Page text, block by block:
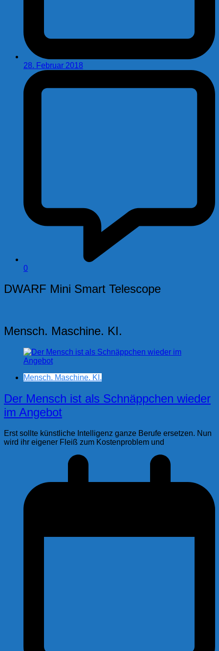
28. Februar 2018
0
DWARF Mini Smart Telescope
Mensch. Maschine. KI.
Mensch. Maschine. KI.
Der Mensch ist als Schnäppchen wieder
im Angebot
Erst sollte künstliche Intelligenz ganze Berufe ersetzen. Nun
wird ihr eigener Fleiß zum Kostenproblem und